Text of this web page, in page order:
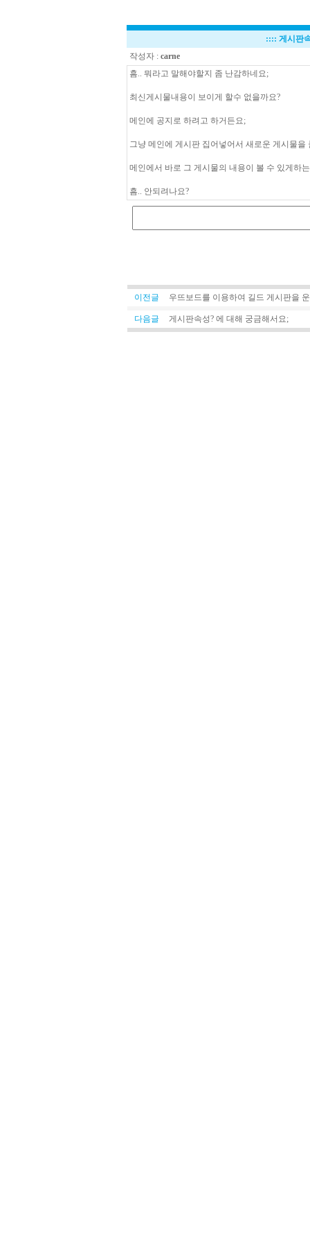
:::: 게시판
작성자 : carne
흠.. 뭐라고 말해야할지 좀 난감하네요;
최신게시물내용이 보이게 할수 없을까요?
메인에 공지로 하려고 하거든요;
그냥 메인에 게시판 집어넣어서 새로운 게시물을
메인에서 바로 그 게시물의 내용이 볼 수 있게하
흠.. 안되려나요?
이전글 우뜨보드를 이용하여 길드 게시판을
다음글 게시판속성? 에 대해 궁금해서요;